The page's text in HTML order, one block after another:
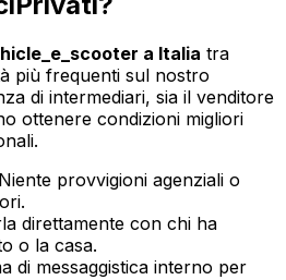
a Italia tra
più frequenti sul nostro
di intermediari, sia il venditore
ottenere condizioni migliori
Niente provvigioni agenziali o
direttamente con chi ha
o la casa.
di messaggistica interno per